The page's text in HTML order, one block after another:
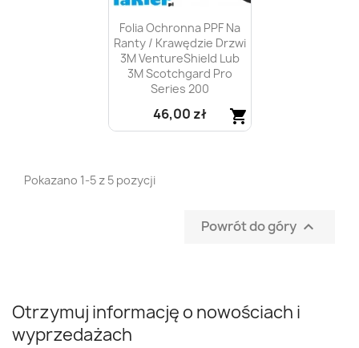
Folia Ochronna PPF Na
Ranty / Krawędzie Drzwi
3M VentureShield Lub
3M Scotchgard Pro
Series 200
shopping_cart
46,00 zł
Pokazano 1-5 z 5 pozycji
Powrót do góry 
Otrzymuj informację o nowościach i
wyprzedażach